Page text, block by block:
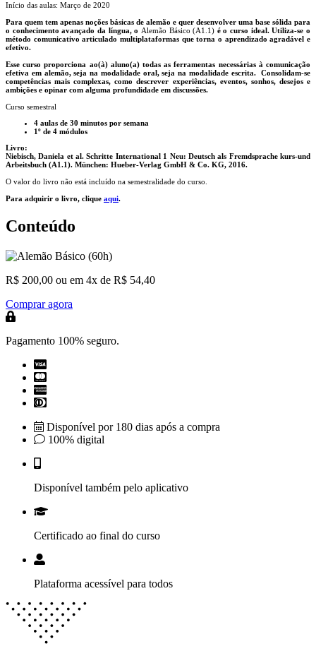
Início das aulas: Março de 2020
Para quem tem apenas noções básicas de alemão e quer desenvolver uma base sólida para
o conhecimento avançado da língua, o Alemão Básico (A1.1) é o curso ideal. Utiliza-se o
método comunicativo articulado multiplataformas que torna o aprendizado agradável e
efetivo.
Esse curso proporciona ao(à) aluno(a) todas as ferramentas necessárias à comunicação
efetiva em alemão, seja na modalidade oral, seja na modalidade escrita. Consolidam-se
competências mais complexas, como descrever experiências, eventos, sonhos, desejos e
ambições e opinar com alguma profundidade em discussões.
Curso semestral
4 aulas de 30 minutos por semana
1º de 4 módulos
Livro:
Niebisch, Daniela et al. Schritte International 1 Neu: Deutsch als Fremdsprache kurs-und
Arbeitsbuch (A1.1). München: Hueber-Verlag GmbH & Co. KG, 2016.
O valor do livro não está incluído na semestralidade do curso.
Para adquirir o livro, clique aqui.
Conteúdo
R$ 200,00 ou em 4x de R$ 54,40
Comprar agora
Pagamento 100% seguro.
Disponível por 180 dias após a compra
100% digital
Disponível também pelo aplicativo
Certificado ao final do curso
Plataforma acessível para todos